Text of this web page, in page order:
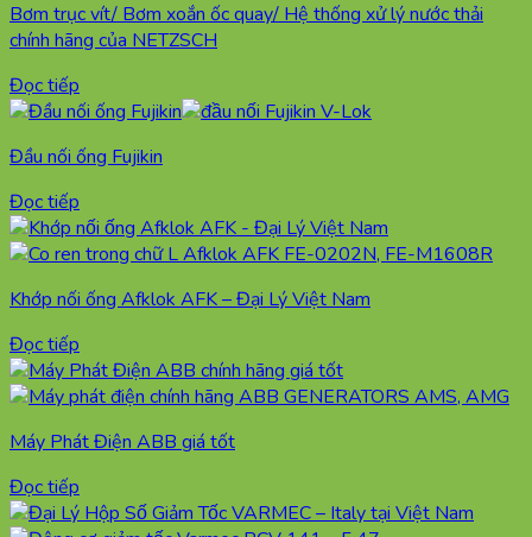
Bơm trục vít/ Bơm xoắn ốc quay/ Hệ thống xử lý nước thải
chính hãng của NETZSCH
Đọc tiếp
Đầu nối ống Fujikin
Đọc tiếp
Khớp nối ống Afklok AFK – Đại Lý Việt Nam
Đọc tiếp
Máy Phát Điện ABB giá tốt
Đọc tiếp